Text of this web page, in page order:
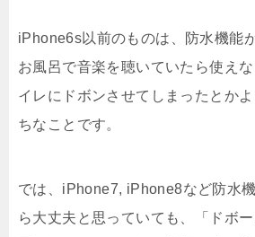
iPhone6s以前のものは、防水機能
お風呂で音楽を聴いていたら使え
イレにドボンさせてしまったとか
ちなことです。
では、iPhone7, iPhone8など防水
ら大丈夫と思っていても、「ドボ